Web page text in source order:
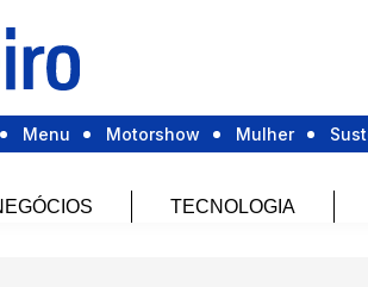
Menu Motorshow Mulher
TECNOLOGIA